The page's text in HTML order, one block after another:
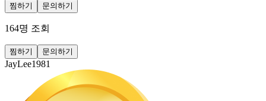
찜하기 문의하기
164명 조회
찜하기 문의하기
JayLee1981